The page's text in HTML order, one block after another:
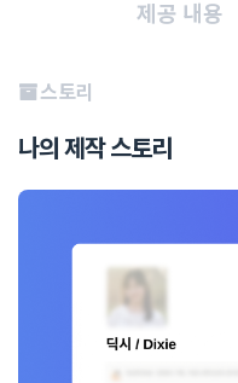
제공 내용
스토리
나의 제작 스토리